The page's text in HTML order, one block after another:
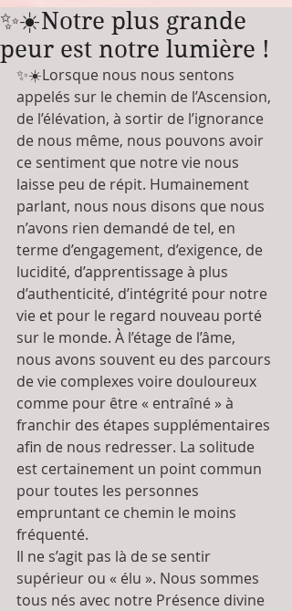
✨☀️Notre plus grande
peur est notre lumière !
✨☀️Lorsque nous nous sentons
appelés sur le chemin de l’Ascension,
de l’élévation, à sortir de l’ignorance
de nous même, nous pouvons avoir
ce sentiment que notre vie nous
laisse peu de répit. Humainement
parlant, nous nous disons que nous
n’avons rien demandé de tel, en
terme d’engagement, d’exigence, de
lucidité, d’apprentissage à plus
d’authenticité, d’intégrité pour notre
vie et pour le regard nouveau porté
sur le monde. À l’étage de l’âme,
nous avons souvent eu des parcours
de vie complexes voire douloureux
comme pour être « entraîné » à
franchir des étapes supplémentaires
afin de nous redresser. La solitude
est certainement un point commun
pour toutes les personnes
empruntant ce chemin le moins
fréquenté.
Il ne s’agit pas là de se sentir
supérieur ou « élu ». Nous sommes
tous nés avec notre Présence divine